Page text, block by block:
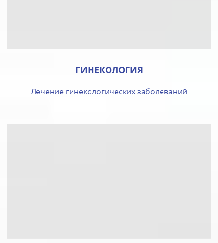
ГИНЕКОЛОГИЯ
Лечение гинекологических заболеваний